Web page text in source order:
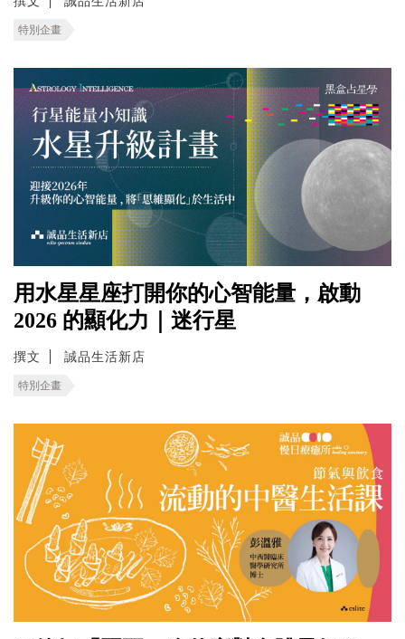
特別企畫
用水星星座打開你的心智能量，啟動
2026 的顯化力｜迷行星
撰文 誠品生活新店
特別企畫